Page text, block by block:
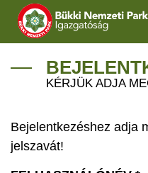
IGAZGATÓSÁG
VÍZVÉDELEM
ÖKOTURIZMUS
KÉRJÜK ADJA
Bejelentkezéshez adja
jelszavát!